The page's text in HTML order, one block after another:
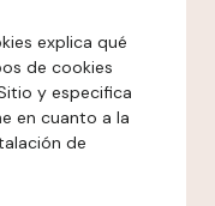
explica qué
de cookies
y especifica
en cuanto a la
de